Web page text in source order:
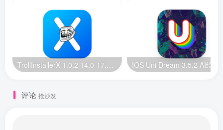
评论 抢沙发